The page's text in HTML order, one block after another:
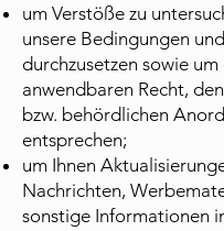
um Verstöße zu
unsere Bedingungen
durchzusetzen sowie um
anwendbaren Recht,
bzw. behördlichen
entsprechen;
um Ihnen
Nachrichten,
sonstige Informationen